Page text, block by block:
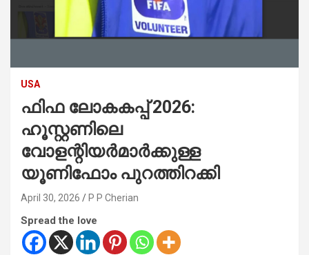
USA
ഫിഫ ലോകകപ്പ് 2026:
ഹൂസ്റ്റണിലെ
വോളന്റിയർമാർക്കുള്ള
യൂണിഫോം പുറത്തിറക്കി
April 30, 2026 P P Cherian
Spread the love